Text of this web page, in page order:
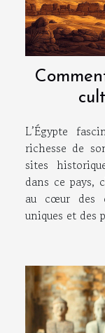
L’Égypte
richesse de
sites
dans ce pays,
au cœur des
uniques et des